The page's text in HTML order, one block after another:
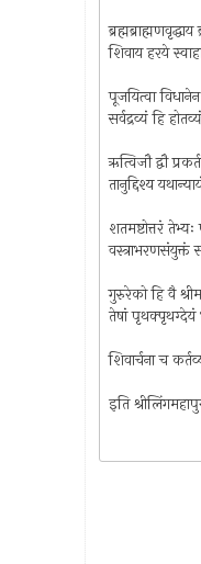
शिवाय हरये
पूजयित्वा
सर्वद्रव्यं हि
ऋत्विजौ द्वौ
तानुद्दिश्य
शतमष्टोत्तरं
गुरुरेको हि वै
तेषां पृथक्पृथग्देयं
शिवार्चना च
इति